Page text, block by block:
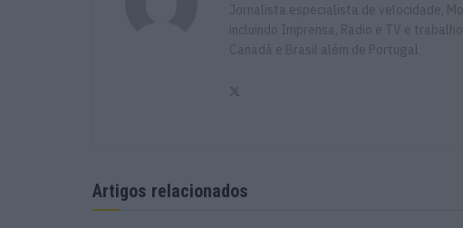
Jornalista especialista de velocidade,
incluindo Imprensa, Radio e TV e
Canadá e Brasil além de Portugal
Artigos relacionados